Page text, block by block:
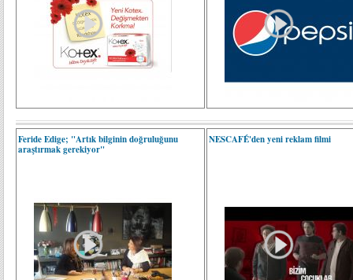
Feride Edige; "Artık bilginin doğruluğunu
araştırmak gerekiyor"
NESCAFÉ'den yeni reklam filmi